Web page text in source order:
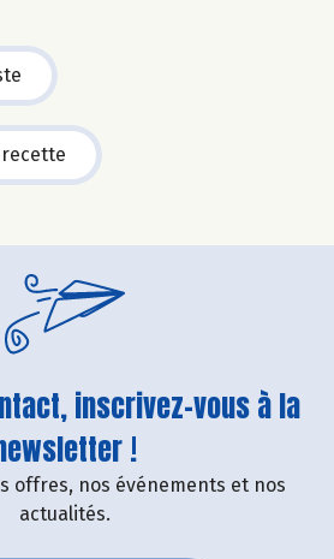
inscrivez-vous à la
!
offres, nos événements et nos
actualités.